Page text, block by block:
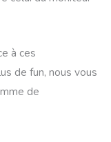
à ces
de fun, nous vous
de